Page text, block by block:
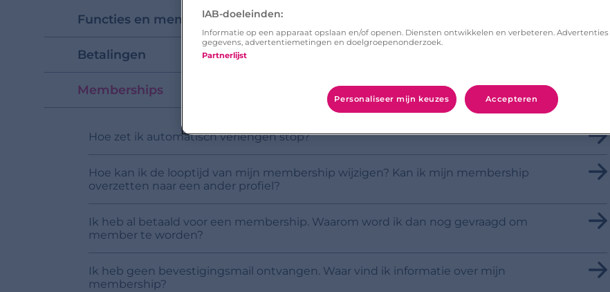
Functies en memberships
Betalingen
Memberships
Hoe zet ik automatisch verlengen stop?
Hoe kan ik de looptijd van mijn membership wijzigen? Kan ik mijn membership
overzetten naar een ander profiel?
Ik heb al betaald voor een membership. Waarom word ik dan nog gevraagd om
member te worden?
Ik heb geen bevestigingsmail ontvangen. Waar vind ik informatie over mijn
membership?
IAB-doeleinden:
Informatie op een apparaat opslaan en/of openen. Diensten ontwikkelen en verbeteren.
gegevens, advertentiemetingen en doelgroepenonderzoek.
Partnerlijst
Personaliseer mijn keuzes Accepteren